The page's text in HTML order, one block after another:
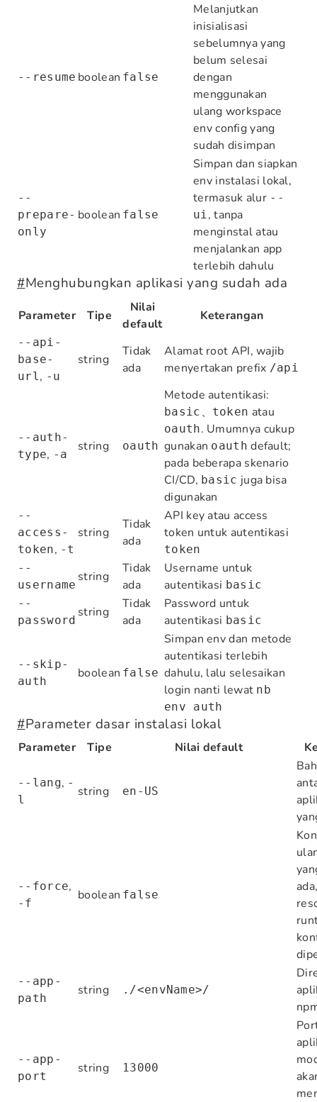
--resume boolean false
Melanjutkan
inisialisasi
sebelumnya yang
belum selesai
dengan
menggunakan
ulang workspace
env config yang
sudah disimpan
--
prepare-
only
boolean false
Simpan dan siapkan
env instalasi lokal,
termasuk alur --
ui, tanpa
menginstal atau
menjalankan app
terlebih dahulu
#Menghubungkan aplikasi yang sudah ada
Parameter Tipe
Nilai
default
Keterangan
--api-
base-
url , -u
string
Tidak
ada
Alamat root API, wajib
menyertakan prefix /api
--auth-
type, -a
string oauth
Metode autentikasi:
basic 、 token atau
oauth. Umumnya cukup
gunakan oauth default;
pada beberapa skenario
CI/CD, basic juga bisa
digunakan
--
access-
token, -t
string
Tidak
ada
API key atau access
token untuk autentikasi
token
--
username
string
Tidak
ada
Username untuk
autentikasi basic
--
password
string
Tidak
ada
Password untuk
autentikasi basic
--skip-
auth
boolean false
Simpan env dan metode
autentikasi terlebih
dahulu, lalu selesaikan
login nanti lewat nb
env auth
#Parameter dasar instalasi lokal
Parameter Tipe Nilai default
--lang, -
l
string en-US
--force,
-f
boolean false
--app-
path
string ./<envName>/
--app-
port
string 13000